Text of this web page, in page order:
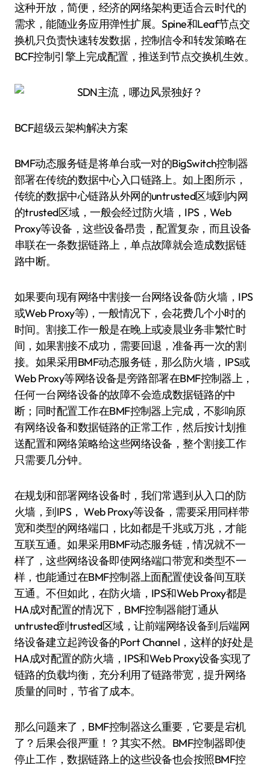
这种开放，简便，经济的网络架构更适合云时代的
需求，能随业务应用弹性扩展。Spine和Leaf节点交
换机只负责快速转发数据，控制信令和转发策略在
BCF控制引擎上完成配置，推送到节点交换机生效。
BCF超级云架构解决方案
BMF动态服务链是将单台或一对的BigSwitch控制器
部署在传统的数据中心入口链路上。如上图所示，
传统的数据中心链路从外网的untrusted区域到内网
的trusted区域，一般会经过防火墙，IPS，Web
Proxy等设备，这些设备昂贵，配置复杂，而且设备
串联在一条数据链路上，单点故障就会造成数据链
路中断。
如果要向现有网络中割接一台网络设备(防火墙，IPS
或Web Proxy等)，一般情况下，会花费几个小时的
时间。割接工作一般是在晚上或凌晨业务非繁忙时
间，如果割接不成功，需要回退，准备再一次的割
接。如果采用BMF动态服务链，那么防火墙，IPS或
Web Proxy等网络设备是旁路部署在BMF控制器上，
任何一台网络设备的故障不会造成数据链路的中
断；同时配置工作在BMF控制器上完成，不影响原
有网络设备和数据链路的正常工作，然后按计划推
送配置和网络策略给这些网络设备，整个割接工作
只需要几分钟。
在规划和部署网络设备时，我们常遇到从入口的防
火墙，到IPS， Web Proxy等设备，需要采用同样带
宽和类型的网络端口，比如都是千兆或万兆，才能
互联互通。如果采用BMF动态服务链，情况就不一
样了，这些网络设备即使网络端口带宽和类型不一
样，也能通过在BMF控制器上面配置使设备间互联
互通。不但如此，在防火墙，IPS和Web Proxy都是
HA成对配置的情况下，BMF控制器能打通从
untrusted到trusted区域，让前端网络设备到后端网
络设备建立起跨设备的Port Channel，这样的好处是
HA成对配置的防火墙，IPS和Web Proxy设备实现了
链路的负载均衡，充分利用了链路带宽，提升网络
质量的同时，节省了成本。
那么问题来了，BMF控制器这么重要，它要是宕机
了？后果会很严重！？其实不然。BMF控制器即使
停止工作，数据链路上的这些设备也会按照BMF控